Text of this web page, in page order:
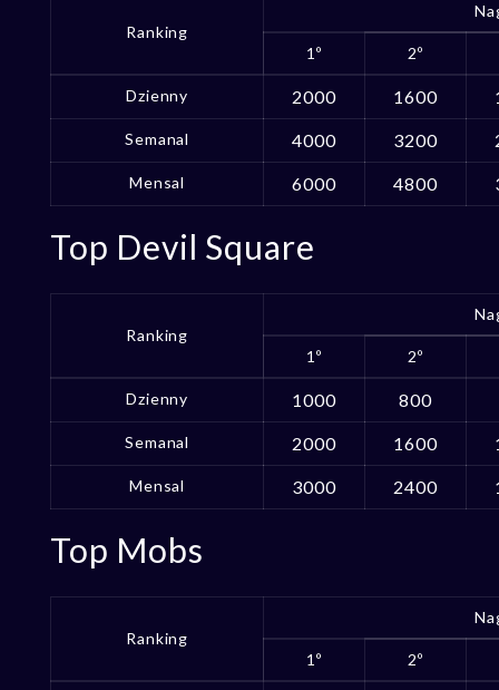
Ranking
1º 2º
Dzienny 2000 1600
Semanal 4000 3200
Mensal 6000 4800
Top Devil Square
Ranking
1º 2º
Dzienny 1000 800
Semanal 2000 1600
Mensal 3000 2400
Top Mobs
Ranking
1º 2º